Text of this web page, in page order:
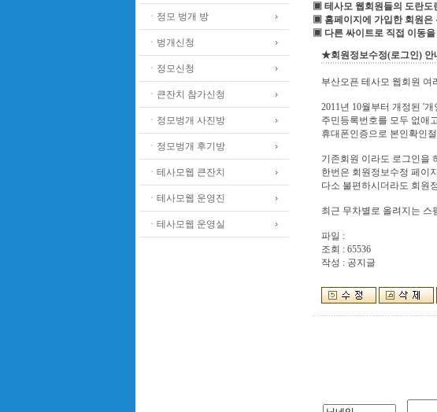
ㆍ정모 벙개 방
ㆍ벙개신청
ㆍ정모신청
ㆍ큰잔치 참가신청
ㆍ정모벙개 사진방
ㆍ정모벙개 후기방
ㆍ테사모웹 큰잔치
ㆍ테사모웹 운영진
ㆍ테사모웹 운영실
▣ 테사모 웹회원들의 도란도
▣ 홈페이지에 가입한 회원은
▣ 다른 싸이트로 직접 이동
★회원정보수정(로그인)
부산오픈 테사모 웹회원 여
2011년 10월부터 개정된 '
주민등록번호를 모두 없애
휴대폰인증으로 본인확인
기존회원 이라도 로그인을
한번은 회원정보수정 페이
다소 불편하시더라도 회원
최근 무차별로 올려지는 스
파일 :
조회 : 65536
작성 : 공지글